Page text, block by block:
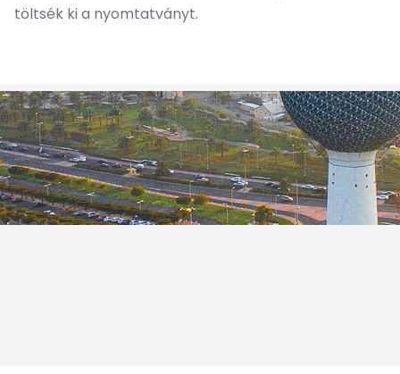
töltsék ki a nyomtatványt.